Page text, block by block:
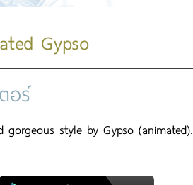
Gypso
อร์
gorgeous style by Gypso (animated).